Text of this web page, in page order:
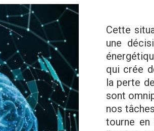
Cette
une
qui crée
la perte
sont
nos
tourne